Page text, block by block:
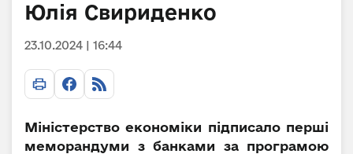
Юлія Свириденко
23.10.2024 | 16:44
Міністерство економіки підписало перші
меморандуми з банками за програмою